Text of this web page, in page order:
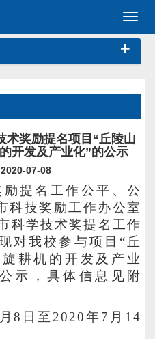
切
+
术奖励提名项目“丘陵山
开发及产业化”的公示
07-08
提名工作公平、公
科技奖励工作办公室
科学技术奖提名工作
对我校参与项目 “丘
耕机的开发及产业
示
，具体信息见附
8日至2020年7月14